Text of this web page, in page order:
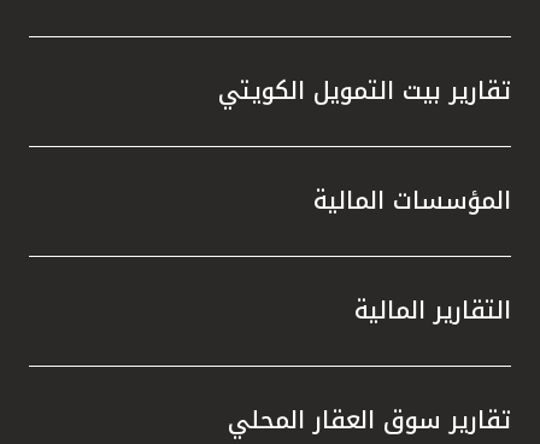
تقارير بيت التمويل الكويتي
المؤسسات المالية
التقارير المالية
تقارير سوق العقار المحلي